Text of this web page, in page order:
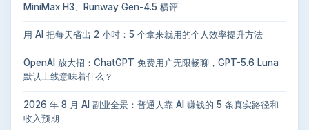
MiniMax H3、Runway Gen-4.5 横评
用 AI 把每天省出 2 小时：5 个拿来就用的个人效率提升方法
OpenAI 放大招：ChatGPT 免费用户无限畅聊，GPT-5.6 Luna
默认上线意味着什么？
2026 年 8 月 AI 副业全景：普通人靠 AI 赚钱的 5 条真实路径和
收入预期